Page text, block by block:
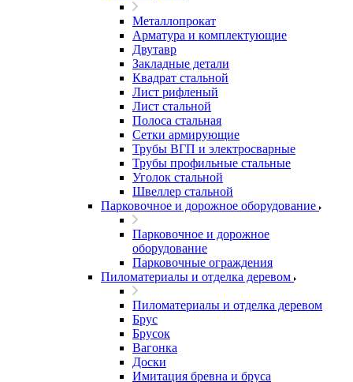
Металлопрокат
Арматура и комплектующие
Двутавр
Закладные детали
Квадрат стальной
Лист рифленый
Лист стальной
Полоса стальная
Сетки армирующие
Трубы ВГП и электросварные
Трубы профильные стальные
Уголок стальной
Швеллер стальной
Парковочное и дорожное оборудование
Парковочное и дорожное
оборудование
Парковочные ограждения
Пиломатериалы и отделка деревом
Пиломатериалы и отделка деревом
Брус
Брусок
Вагонка
Доски
Имитация бревна и бруса